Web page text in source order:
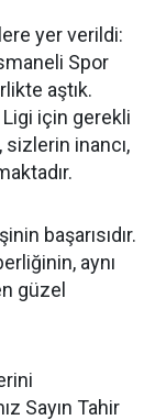
yer verildi:
Spor
aştık.
için gerekli
inancı,
başarısıdır.
aynı
güzel
Sayın Tahir